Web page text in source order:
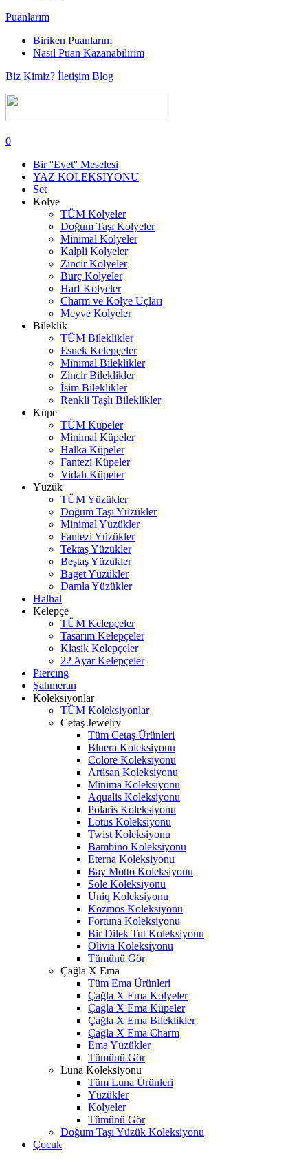
Puanlarım
Biriken Puanlarım
Nasıl Puan Kazanabilirim
Biz Kimiz? İletişim Blog
0
Bir ''Evet'' Meselesi
YAZ KOLEKSİYONU
Set
Kolye
TÜM Kolyeler
Doğum Taşı Kolyeler
Minimal Kolyeler
Kalpli Kolyeler
Zincir Kolyeler
Burç Kolyeler
Harf Kolyeler
Charm ve Kolye Uçları
Meyve Kolyeler
Bileklik
TÜM Bileklikler
Esnek Kelepçeler
Minimal Bileklikler
Zincir Bileklikler
İsim Bileklikler
Renkli Taşlı Bileklikler
Küpe
TÜM Küpeler
Minimal Küpeler
Halka Küpeler
Fantezi Küpeler
Vidalı Küpeler
Yüzük
TÜM Yüzükler
Doğum Taşı Yüzükler
Minimal Yüzükler
Fantezi Yüzükler
Tektaş Yüzükler
Beştaş Yüzükler
Baget Yüzükler
Damla Yüzükler
Halhal
Kelepçe
TÜM Kelepçeler
Tasarım Kelepçeler
Klasik Kelepçeler
22 Ayar Kelepçeler
Pıercıng
Şahmeran
Koleksiyonlar
TÜM Koleksiyonlar
Cetaş Jewelry
Tüm Cetaş Ürünleri
Bluera Koleksiyonu
Colore Koleksiyonu
Artisan Koleksiyonu
Minima Koleksiyonu
Aqualis Koleksiyonu
Polaris Koleksiyonu
Lotus Koleksiyonu
Twist Koleksiyonu
Bambino Koleksiyonu
Eterna Koleksiyonu
Bay Motto Koleksiyonu
Sole Koleksiyonu
Uniq Koleksiyonu
Kozmos Koleksiyonu
Fortuna Koleksiyonu
Bir Dilek Tut Koleksiyonu
Olivia Koleksiyonu
Tümünü Gör
Çağla X Ema
Tüm Ema Ürünleri
Çağla X Ema Kolyeler
Çağla X Ema Küpeler
Çağla X Ema Bileklikler
Çağla X Ema Charm
Ema Yüzükler
Tümünü Gör
Luna Koleksiyonu
Tüm Luna Ürünleri
Yüzükler
Kolyeler
Tümünü Gör
Doğum Taşı Yüzük Koleksiyonu
Çocuk